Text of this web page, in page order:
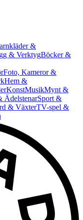
&
& VerktygBöcker &
Foto, Kameror &
Hem &
KonstMusikMynt &
ÄdelstenarSport &
& VäxterTV-spel &